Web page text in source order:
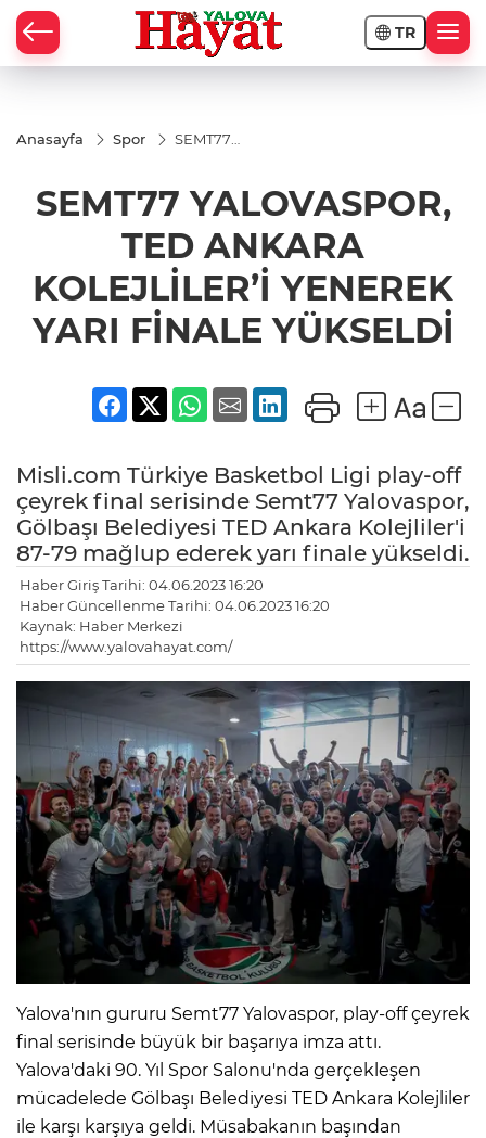
TR
Anasayfa Spor
SEMT77
KOLEJLİLER’İ
YENEREK
YÜKSELDİ
SEMT77 YALOVASPOR,
TED ANKARA
KOLEJLİLER’İ YENEREK
YARI FİNALE YÜKSELDİ
Misli.com Türkiye Basketbol Ligi play-off
çeyrek final serisinde Semt77 Yalovaspor,
Gölbaşı Belediyesi TED Ankara Kolejliler'i
87-79 mağlup ederek yarı finale yükseldi.
Haber Giriş Tarihi: 04.06.2023 16:20
Haber Güncellenme Tarihi: 04.06.2023 16:20
Kaynak: Haber Merkezi
https://www.yalovahayat.com/
Yalova'nın gururu Semt77 Yalovaspor, play-off çeyrek
final serisinde büyük bir başarıya imza attı.
Yalova'daki 90. Yıl Spor Salonu'nda gerçekleşen
mücadelede Gölbaşı Belediyesi TED Ankara Kolejliler
ile karşı karşıya geldi. Müsabakanın başından